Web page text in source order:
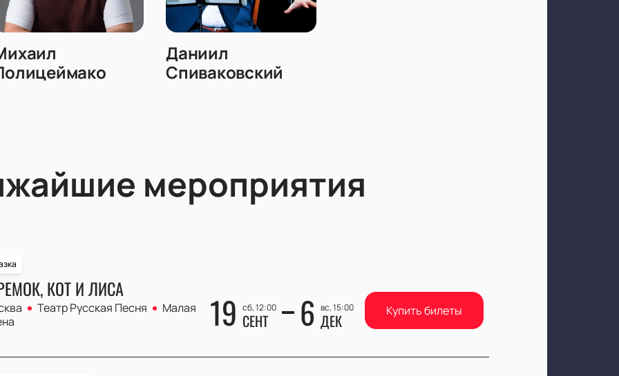
Даниил
Спиваковский
мероприятия
КОТ И ЛИСА
Театр Русская Песня
Малая
19 сб, 12:00
СЕНТ 6 вс, 15:00
ДЕК Купить билеты